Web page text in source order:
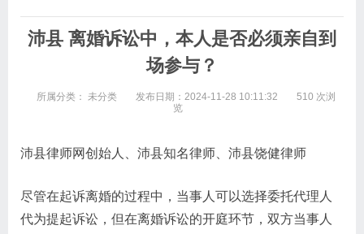
沛县 离婚诉讼中，本人是否必须亲自到
场参与？
所属分类： 未分类 发布日期：2024-11-28 10:11:32
510 次浏
览
沛县律师网创始人、沛县知名律师、沛县饶健律师
尽管在起诉离婚的过程中，当事人可以选择委托代理人
代为提起诉讼，但在离婚诉讼的开庭环节，双方当事人